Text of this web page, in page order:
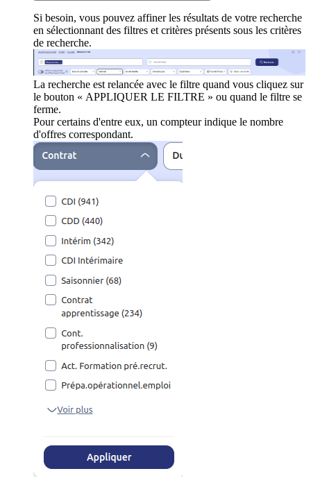
Si besoin, vous pouvez affiner les résultats de votre recherche
en sélectionnant des filtres et critères présents sous les critères
de recherche.
La recherche est relancée avec le filtre quand vous cliquez sur
le bouton « APPLIQUER LE FILTRE » ou quand le filtre se
ferme.
Pour certains d'entre eux, un compteur indique le nombre
d'offres correspondant.